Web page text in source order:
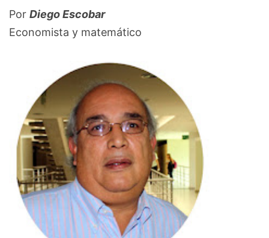
Por Diego Escobar
Economista y matemático